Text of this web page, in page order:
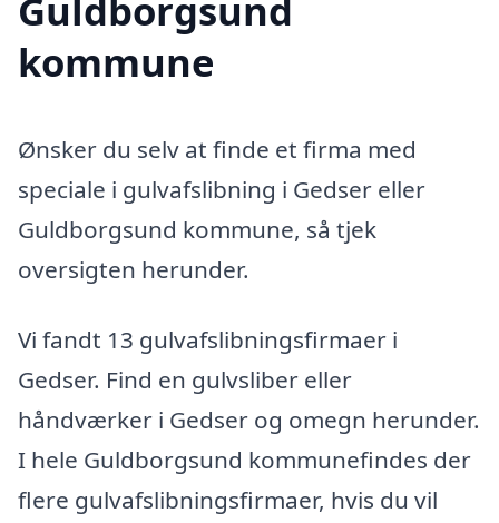
kommune
Ønsker du selv at finde et firma med
speciale i gulvafslibning i Gedser eller
Guldborgsund kommune, så tjek
oversigten herunder.
Vi fandt 13 gulvafslibningsfirmaer i
Gedser. Find en gulvsliber eller
håndværker i Gedser og omegn herunder.
I hele Guldborgsund kommunefindes der
flere gulvafslibningsfirmaer, hvis du vil